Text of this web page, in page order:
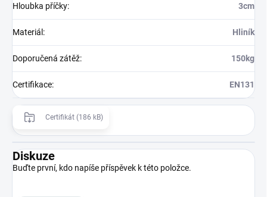
Hloubka příčky: 3cm
Materiál: Hliník
Doporučená zátěž: 150kg
Certifikace: EN131
Certifikát (186 kB)
Diskuze
Buďte první, kdo napíše příspěvek k této položce.